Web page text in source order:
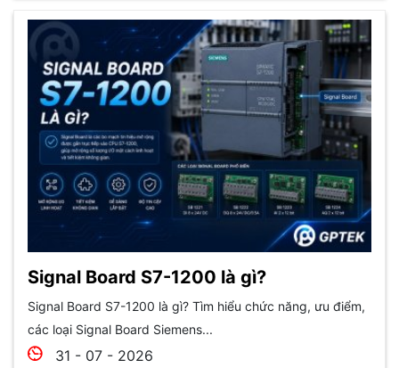
Signal Board S7-1200 là gì?
Signal Board S7-1200 là gì? Tìm hiểu chức năng, ưu điểm,
các loại Signal Board Siemens...
31 - 07 - 2026